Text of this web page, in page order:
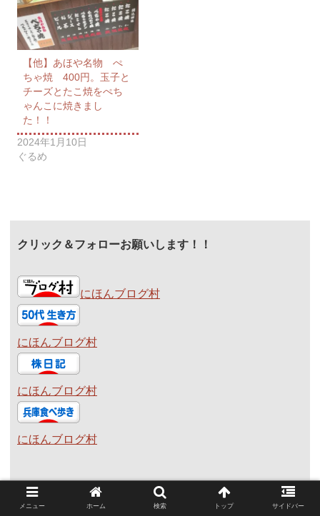
【他】あほや名物 ぺ
ちゃ焼 400円。玉子と
チーズとたこ焼をぺち
ゃんこに焼きまし
た！！
2024年1月10日
ぐるめ
クリック＆フォローお願いします！！
にほんブログ村
にほんブログ村
にほんブログ村
にほんブログ村
メニュー ホーム 検索 トップ サイドバー